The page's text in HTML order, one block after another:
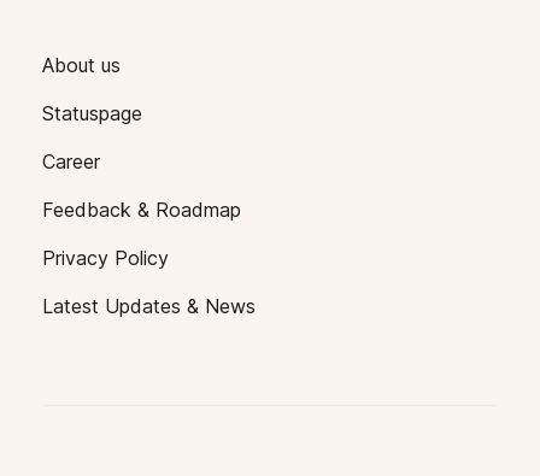
About us
Statuspage
Career
Feedback & Roadmap
Privacy Policy
Latest Updates & News